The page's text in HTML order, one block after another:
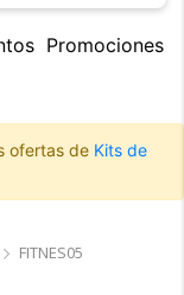
Promociones
ofertas de Kits de
FITNES05